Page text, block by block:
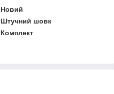
Новий
Штучний шовк
Комплект